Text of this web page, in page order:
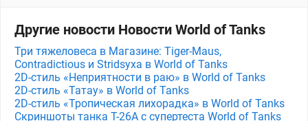
Другие новости Новости World of Tanks
Три тяжеловеса в Магазине: Tiger-Maus,
Contradictious и Stridsyxa в World of Tanks
2D-стиль «Неприятности в раю» в World of Tanks
2D-стиль «Татау» в World of Tanks
2D-стиль «Тропическая лихорадка» в World of Tanks
Скриншоты танка T-26A с супертеста World of Tanks